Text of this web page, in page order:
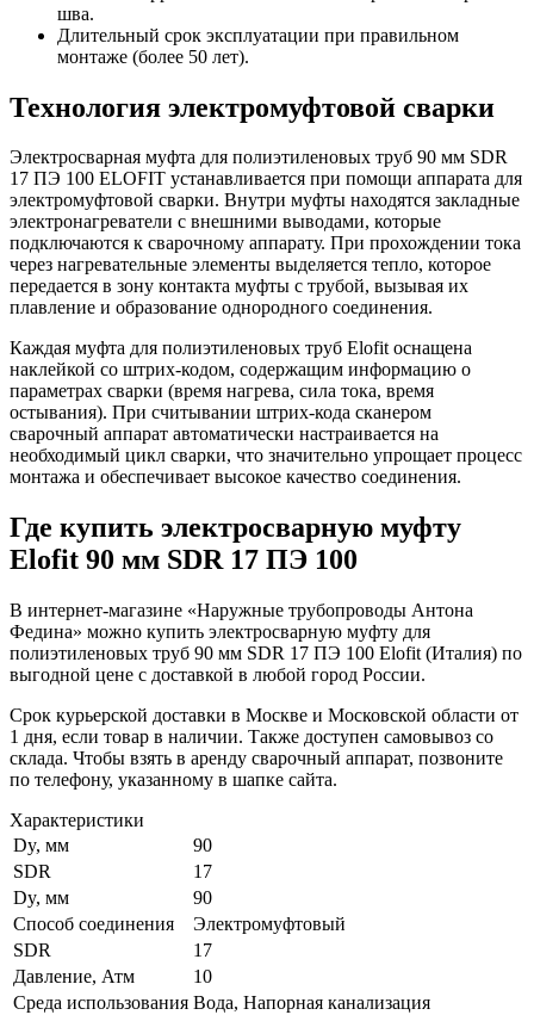
шва.
Длительный срок эксплуатации при правильном
монтаже (более 50 лет).
Технология электромуфтовой сварки
Электросварная муфта для полиэтиленовых труб 90 мм SDR
17 ПЭ 100 ELOFIT устанавливается при помощи аппарата для
электромуфтовой сварки. Внутри муфты находятся закладные
электронагреватели с внешними выводами, которые
подключаются к сварочному аппарату. При прохождении тока
через нагревательные элементы выделяется тепло, которое
передается в зону контакта муфты с трубой, вызывая их
плавление и образование однородного соединения.
Каждая муфта для полиэтиленовых труб Elofit оснащена
наклейкой со штрих-кодом, содержащим информацию о
параметрах сварки (время нагрева, сила тока, время
остывания). При считывании штрих-кода сканером
сварочный аппарат автоматически настраивается на
необходимый цикл сварки, что значительно упрощает процесс
монтажа и обеспечивает высокое качество соединения.
Где купить электросварную муфту
Elofit 90 мм SDR 17 ПЭ 100
В интернет-магазине «Наружные трубопроводы Антона
Федина» можно купить электросварную муфту для
полиэтиленовых труб 90 мм SDR 17 ПЭ 100 Elofit (Италия) по
выгодной цене с доставкой в любой город России.
Срок курьерской доставки в Москве и Московской области от
1 дня, если товар в наличии. Также доступен самовывоз со
склада. Чтобы взять в аренду сварочный аппарат, позвоните
по телефону, указанному в шапке сайта.
Характеристики
Dy, мм
90
SDR
17
Dy, мм
90
Способ соединения
Электромуфтовый
SDR
17
Давление, Атм
10
Среда использования Вода, Напорная канализация